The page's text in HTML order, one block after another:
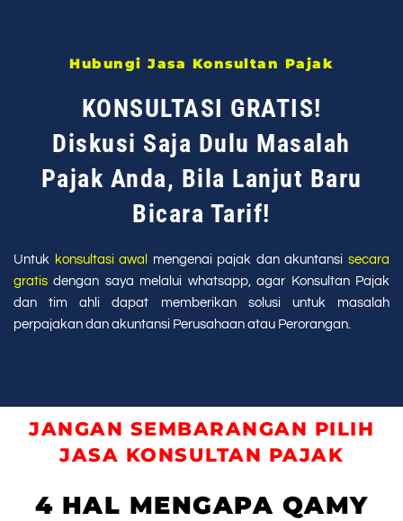
Hubungi Jasa Konsultan Pajak
KONSULTASI GRATIS!
Diskusi Saja Dulu Masalah
Pajak Anda, Bila Lanjut Baru
Bicara Tarif!
Untuk konsultasi awal mengenai pajak dan akuntansisecara
gratisdengan saya melalui whatsapp, agar Konsultan Pajak
dan tim ahli dapat memberikan solusi untuk masalah
perpajakan dan akuntansi Perusahaan atau Perorangan.
JANGAN SEMBARANGAN PILIH
JASA KONSULTAN PAJAK
4 HAL MENGAPA QAMY